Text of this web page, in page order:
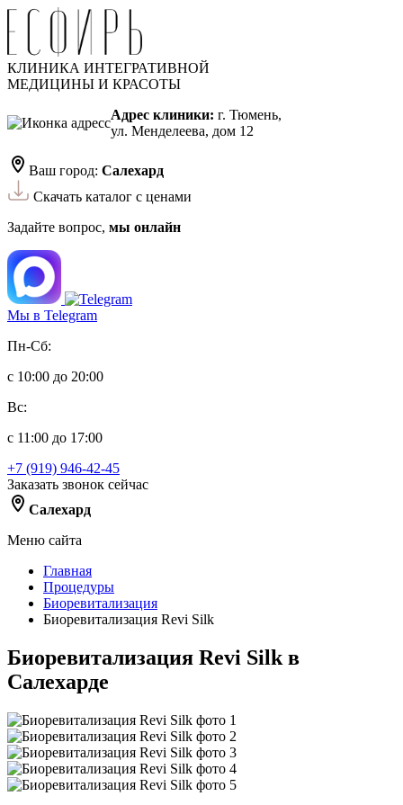
КЛИНИКА ИНТЕГРАТИВНОЙ
МЕДИЦИНЫ И КРАСОТЫ
Адрес клиники: г. Тюмень,
ул. Менделеева, дом 12
Ваш город: Салехард
Скачать каталог с ценами
Задайте вопрос, мы онлайн
Мы в Telegram
Пн-Сб:
с 10:00 до 20:00
Вс:
с 11:00 до 17:00
+7 (919) 946-42-45
Заказать звонок сейчас
Салехард
Меню сайта
Главная
Процедуры
Биоревитализация
Биоревитализация Revi Silk
Биоревитализация Revi Silk в
Салехарде